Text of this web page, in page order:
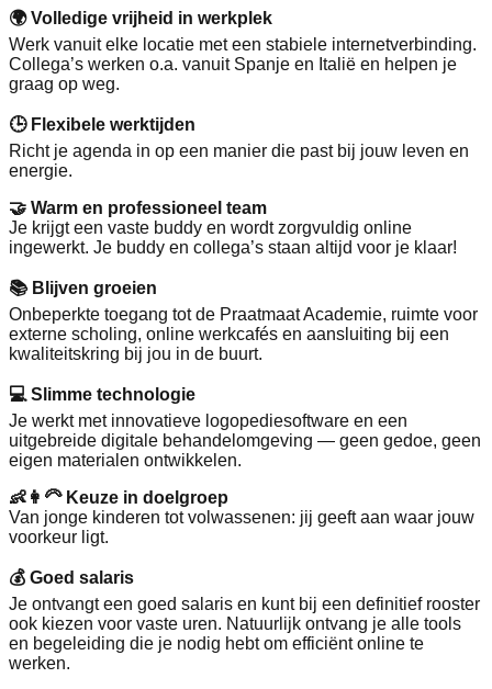
🌍 Volledige vrijheid in werkplek
Werk vanuit elke locatie met een stabiele internetverbinding.
Collega’s werken o.a. vanuit Spanje en Italië en helpen je
graag op weg.
🕒 Flexibele werktijden
Richt je agenda in op een manier die past bij jouw leven en
energie.
🤝 Warm en professioneel team
Je krijgt een vaste buddy en wordt zorgvuldig online
ingewerkt. Je buddy en collega’s staan altijd voor je klaar!
📚 Blijven groeien
Onbeperkte toegang tot de Praatmaat Academie, ruimte voor
externe scholing, online werkcafés en aansluiting bij een
kwaliteitskring bij jou in de buurt.
💻 Slimme technologie
Je werkt met innovatieve logopediesoftware en een
uitgebreide digitale behandelomgeving — geen gedoe, geen
eigen materialen ontwikkelen.
👶👩‍🦳 Keuze in doelgroep
Van jonge kinderen tot volwassenen: jij geeft aan waar jouw
voorkeur ligt.
💰 Goed salaris
Je ontvangt een goed salaris en kunt bij een definitief rooster
ook kiezen voor vaste uren. Natuurlijk ontvang je alle tools
en begeleiding die je nodig hebt om efficiënt online te
werken.